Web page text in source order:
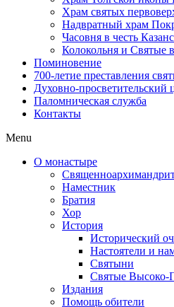
Храм святых
Надвратный храм
Часовня в честь
Колокольня и Святые
Поминовение
700-летие преставления
Духовно-просветительский
Паломническая служба
Контакты
Menu
О монастыре
Наместник
Братия
Хор
История
Исторический
Настоятели и
Святыни
Святые Высоко-
Издания
Помощь обители